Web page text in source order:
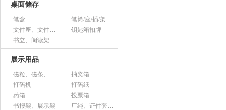
桌面储存
笔盒
笔筒/座/插/架
文件座、文件架、文件框
钥匙箱扣牌
书立、阅读架
展示用品
磁粒、磁条、磁片
抽奖箱
打码机
打码纸
药箱
投票箱
书报架、展示架
厂绳、证件套、卡套